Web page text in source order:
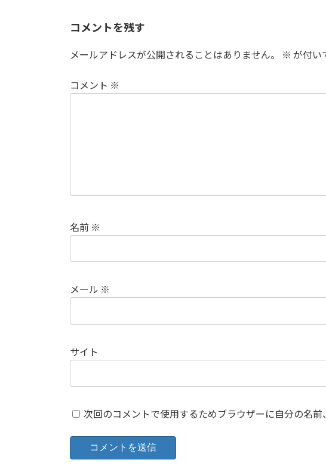
コメントを残す
メールアドレスが公開されることはありません。 ※ が付い
コメント ※
名前 ※
メール ※
サイト
次回のコメントで使用するためブラウザーに自分の名前